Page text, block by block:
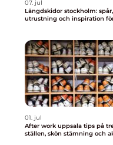
07. jul
Längdskidor stockholm: spår,
utrustning och inspiration
01. jul
After work uppsala tips på trevliga
ställen, skön stämning och